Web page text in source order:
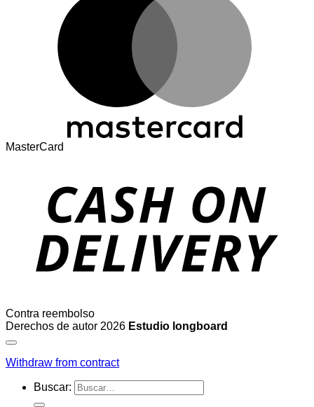
MasterCard
Contra reembolso
Derechos de autor 2026 Estudio longboard
Withdraw from contract
Buscar: